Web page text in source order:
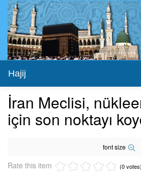
Hajij
İran Meclisi,
için son noktayı
font size
Rate this item (0 votes)